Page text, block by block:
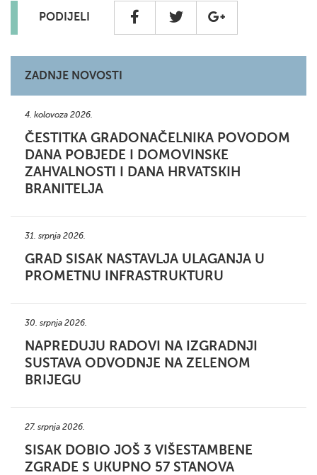
PODIJELI
ZADNJE NOVOSTI
4. kolovoza 2026.
ČESTITKA GRADONAČELNIKA POVODOM
DANA POBJEDE I DOMOVINSKE
ZAHVALNOSTI I DANA HRVATSKIH
BRANITELJA
31. srpnja 2026.
GRAD SISAK NASTAVLJA ULAGANJA U
PROMETNU INFRASTRUKTURU
30. srpnja 2026.
NAPREDUJU RADOVI NA IZGRADNJI
SUSTAVA ODVODNJE NA ZELENOM
BRIJEGU
27. srpnja 2026.
SISAK DOBIO JOŠ 3 VIŠESTAMBENE
ZGRADE S UKUPNO 57 STANOVA